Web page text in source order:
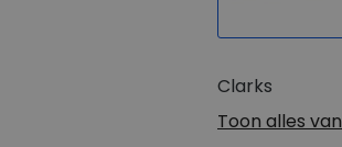
Clarks
Toon alles van